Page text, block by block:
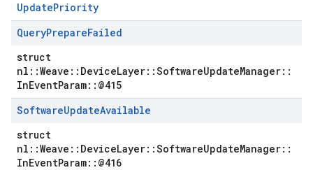
UpdatePriority
QueryPrepareFailed
struct
nl::Weave::DeviceLayer::SoftwareUpdateManager::
InEventParam::@415
SoftwareUpdateAvailable
struct
nl::Weave::DeviceLayer::SoftwareUpdateManager::
InEventParam::@416